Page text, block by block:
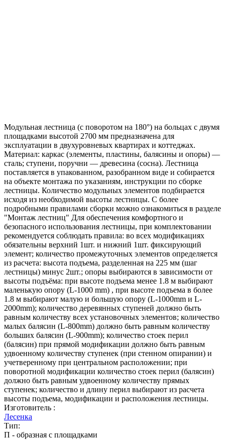
Модульная лестница (с поворотом на 180°) на больцах с двумя
площадками высотой 2700 мм предназначена для
эксплуатации в двухуровневых квартирах и коттеджах.
Материал: каркас (элементы, пластины, балясины и опоры) —
сталь; ступени, поручни — древесина (сосна). Лестница
поставляется в упакованном, разобранном виде и собирается
на объекте монтажа по указаниям, инструкции по сборке
лестницы. Количество модульных элементов подбирается
исходя из необходимой высоты лестницы. С более
подробными правилами сборки можно ознакомиться в разделе
"Монтаж лестниц" Для обеспечения комфортного и
безопасного использования лестницы, при комплектовании
рекомендуется соблюдать правила: во всех модификациях
обязательны верхний 1шт. и нижний 1шт. фиксирующий
элемент; количество промежуточных элементов определяется
из расчета: высота подъема, разделенная на 225 мм (шаг
лестницы) минус 2шт.; опоры выбираются в зависимости от
высоты подъёма: при высоте подъема менее 1.8 м выбирают
маленькую опору (L-1000 mm) , при высоте подъема в более
1.8 м выбирают малую и большую опору (L-1000mm и L-
2000mm); количество деревянных ступеней должно быть
равным количеству всех установочных элементов; количество
малых балясин (L-800mm) должно быть равным количеству
больших балясин (L-900mm); количество стоек перил
(балясин) при прямой модификации должно быть равным
удвоенному количеству ступенек (при стенном опирании) и
учетверенному при центральном расположении; при
поворотной модификации количество стоек перил (балясин)
должно быть равным удвоенному количеству прямых
ступенек; количество и длину перил выбирают из расчета
высоты подъема, модификации и расположения лестницы.
Изготовитель :
Лесенка
Тип:
П - образная с площадками